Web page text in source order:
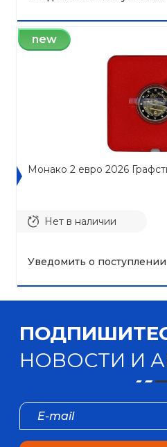
new
Монако 2 евро 2026
Нет в наличии
Уведомить о поступлении
НОВОСТИ И